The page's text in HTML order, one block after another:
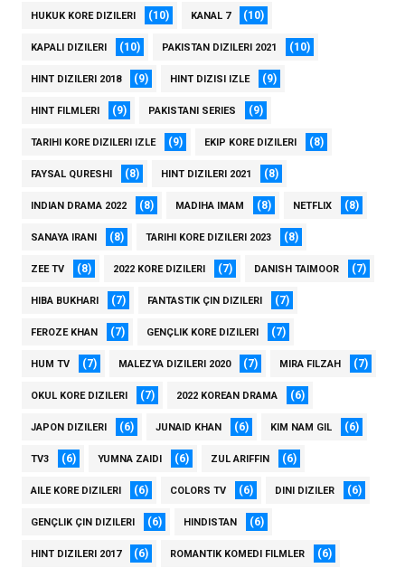
HUKUK KORE DIZILERI (10) KANAL 7 (10)
KAPALI DIZILERI (10) PAKISTAN DIZILERI 2021 (10)
HINT DIZILERI 2018 (9) HINT DIZISI IZLE (9)
HINT FILMLERI (9) PAKISTANI SERIES (9)
TARIHI KORE DIZILERI IZLE (9) EKIP KORE DIZILERI (8)
FAYSAL QURESHI (8) HINT DIZILERI 2021 (8)
INDIAN DRAMA 2022 (8) MADIHA IMAM (8) NETFLIX (8)
SANAYA IRANI (8) TARIHI KORE DIZILERI 2023 (8)
ZEE TV (8) 2022 KORE DIZILERI (7) DANISH TAIMOOR (7)
HIBA BUKHARI (7) FANTASTIK ÇIN DIZILERI (7)
FEROZE KHAN (7) GENÇLIK KORE DIZILERI (7)
HUM TV (7) MALEZYA DIZILERI 2020 (7) MIRA FILZAH (7)
OKUL KORE DIZILERI (7) 2022 KOREAN DRAMA (6)
JAPON DIZILERI (6) JUNAID KHAN (6) KIM NAM GIL (6)
TV3 (6) YUMNA ZAIDI (6) ZUL ARIFFIN (6)
AILE KORE DIZILERI (6) COLORS TV (6) DINI DIZILER (6)
GENÇLIK ÇIN DIZILERI (6) HINDISTAN (6)
HINT DIZILERI 2017 (6) ROMANTIK KOMEDI FILMLER (6)